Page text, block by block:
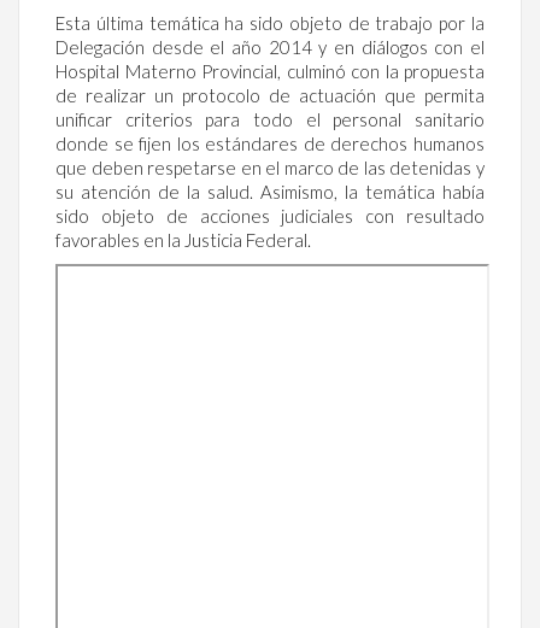
Esta última temática ha sido objeto de trabajo por la
Delegación desde el año 2014 y en diálogos con el
Hospital Materno Provincial, culminó con la propuesta
de realizar un protocolo de actuación que permita
unificar criterios para todo el personal sanitario
donde se fijen los estándares de derechos humanos
que deben respetarse en el marco de las detenidas y
su atención de la salud. Asimismo, la temática había
sido objeto de acciones judiciales con resultado
favorables en la Justicia Federal.